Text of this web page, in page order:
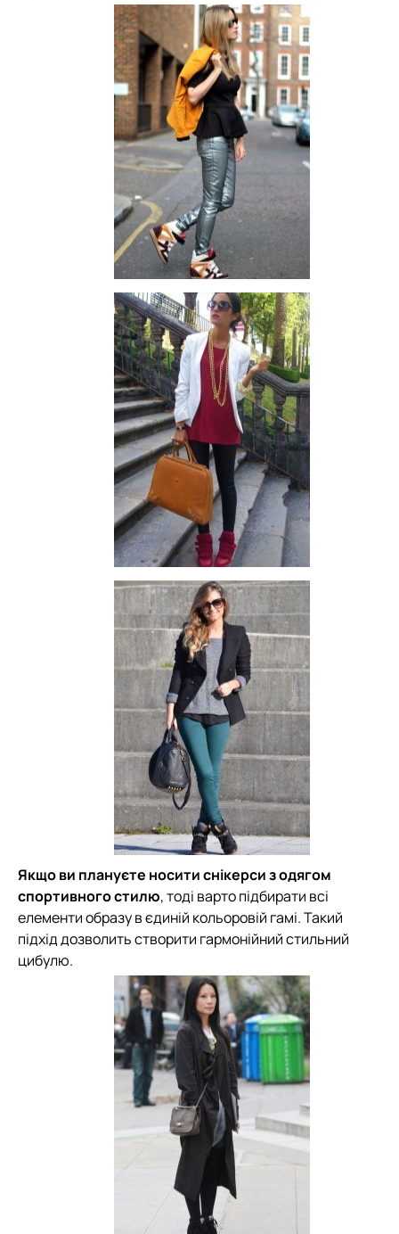
Якщо ви плануєте носити снікерси з одягом
спортивного стилю, тоді варто підбирати всі
елементи образу в єдиній кольоровій гамі. Такий
підхід дозволить створити гармонійний стильний
цибулю.